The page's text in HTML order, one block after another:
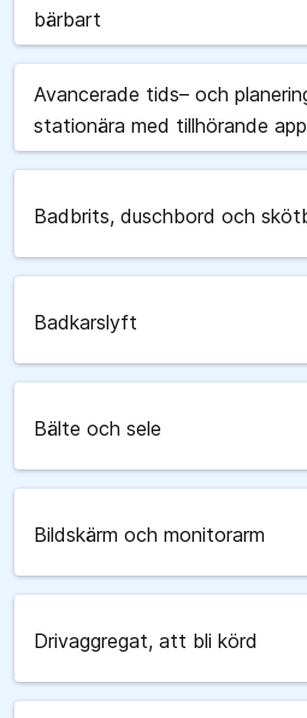
bärbart
Avancerade tids– och
stationära med tillhörande
Badbrits, duschbord och
Badkarslyft
Bälte och sele
Bildskärm och monitorarm
Drivaggregat, att bli körd